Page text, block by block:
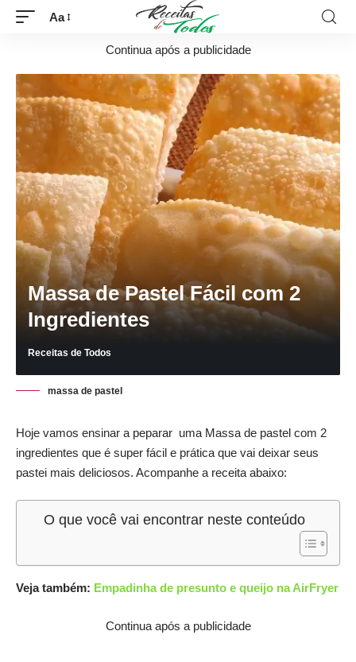
Aa
Continua após a publicidade
Massa de Pastel Fácil com 2
Ingredientes
Receitas de Todos
massa de pastel
Hoje vamos ensinar a peparar uma Massa de pastel com 2
ingredientes que é super fácil e prática que vai deixar seus
pastei mais deliciosos. Acompanhe a receita abaixo:
O que você vai encontrar neste conteúdo
Veja também: Empadinha de presunto e queijo na AirFryer
Continua após a publicidade